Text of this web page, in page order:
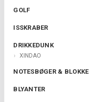
GOLF
ISSKRABER
DRIKKEDUNK
XINDAO
NOTESBØGER & BLOKKE
BLYANTER